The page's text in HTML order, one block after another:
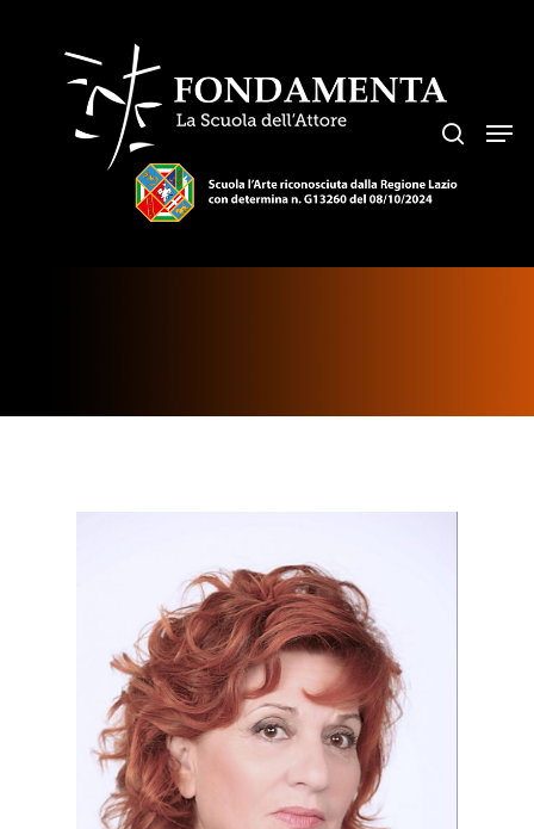
Hit enter to search or ESC to close